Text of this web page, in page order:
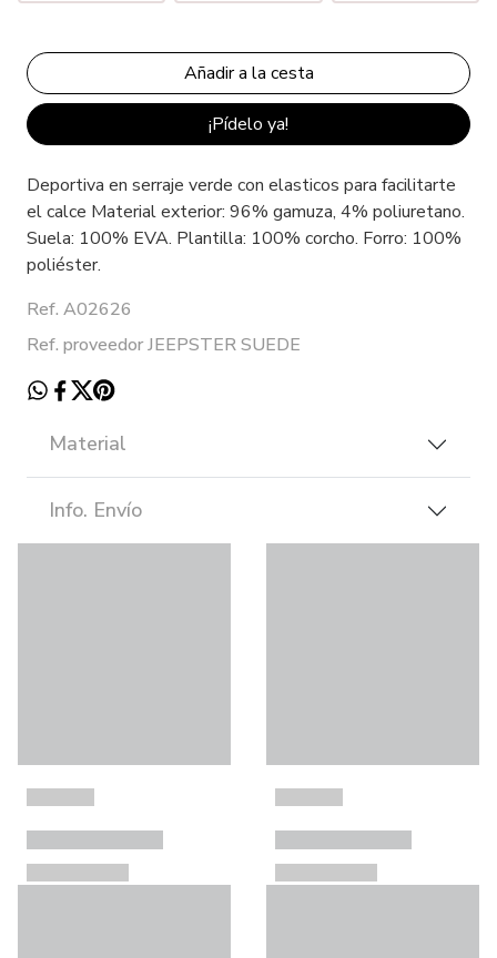
¡Pídelo ya!
Deportiva en serraje verde con elasticos para facilitarte
el calce Material exterior: 96% gamuza, 4% poliuretano.
Suela: 100% EVA. Plantilla: 100% corcho. Forro: 100%
poliéster.
Ref. A02626
Ref. proveedor JEEPSTER SUEDE
Material
Info. Envío